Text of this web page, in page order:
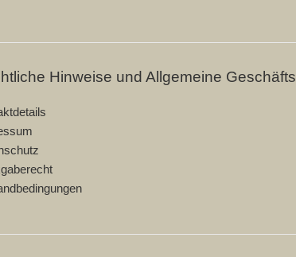
Hinweise und Allgemeine